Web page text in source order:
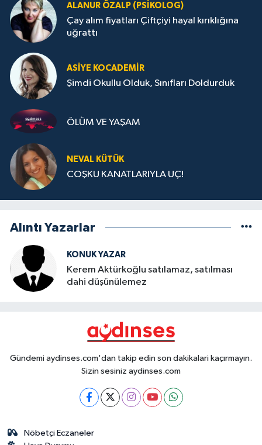
ALANUR ÖZALP (PSIKOLOG)
Çay alım fiyatları Çiftçiyi hayal kırıklığına
uğrattı
ASIYE KOCADEMİR
Şimdi Okullu Olduk, Sınıfları Doldurduk
ÖLÜM VE YAŞAM
NEVAL KÜTÜK
COŞKU KANATLARIYLA UÇ!
Alıntı Yazarlar
KONUK YAZAR
Kerem Aktürkoğlu satılamaz, satılması
dahi düşünülemez
Gündemi aydinses.com'dan takip edin son dakikalari kaçırmayın.
Sizin sesiniz aydinses.com
Nöbetçi Eczaneler